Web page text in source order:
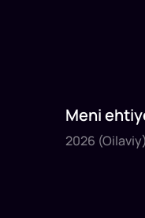
2026
45 daq
Meni
2026 (Oilaviy)